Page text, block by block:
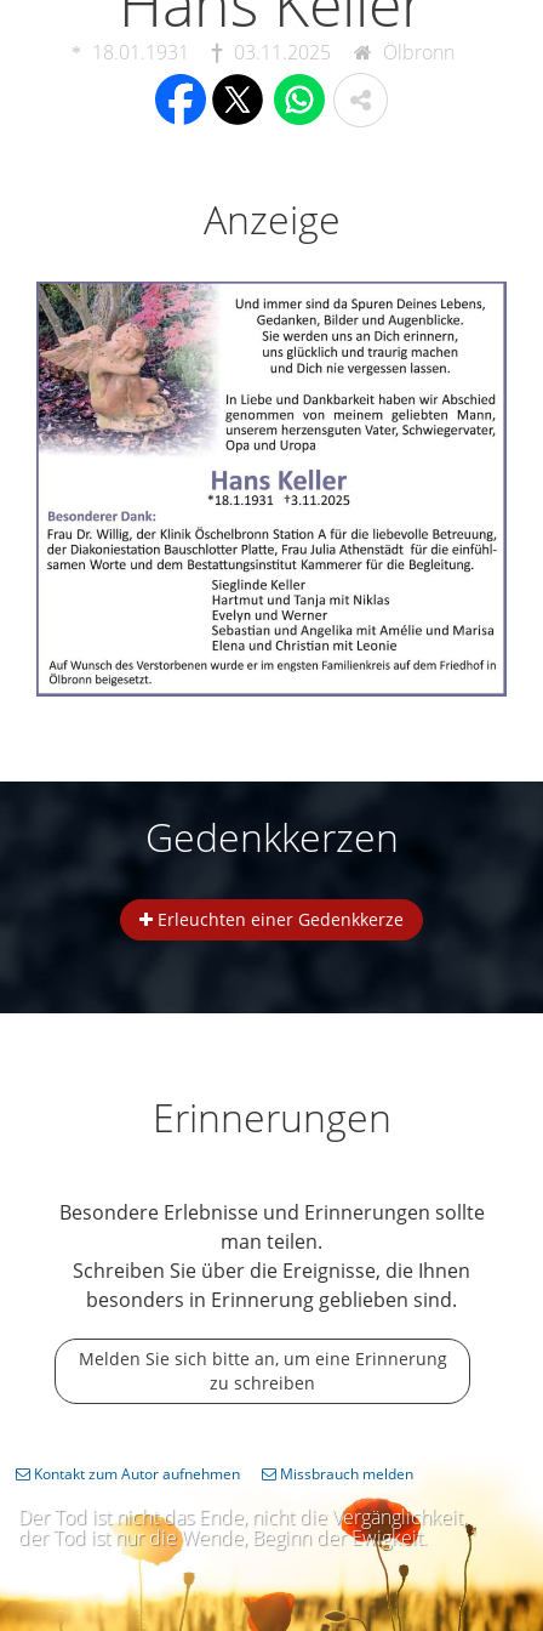
18.01.1931 03.11.2025 Ölbronn
Anzeige
Gedenkkerzen
Erleuchten einer Gedenkkerze
Erinnerungen
Besondere Erlebnisse und Erinnerungen sollte
man teilen.
Schreiben Sie über die Ereignisse, die Ihnen
besonders in Erinnerung geblieben sind.
Melden Sie sich bitte an, um eine Erinnerung
zu schreiben
Der Tod ist nicht das Ende, nicht die Vergänglichkeit,
der Tod ist nur die Wende, Beginn der Ewigkeit.
Kontakt zum Autor aufnehmen Missbrauch melden